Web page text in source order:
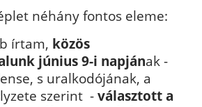
néhány fontos eleme:
írtam, közös
június 9-i napjának -
s uralkodójának, a
szerint - választott a